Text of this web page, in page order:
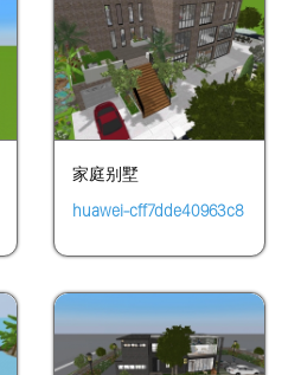
家庭别墅
huawei-cff7dde40963c8